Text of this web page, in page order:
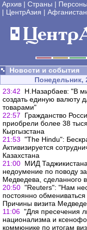
Архив | Страны | Персоны
| ЦентрАзия | Афганистан
Новости и события
Понедельник,
23:42
Н.Назарбаев: "В
создать единую валюту
товарами"
22:57
Гражданство
приобрели более 38
Кыргызстана
21:53 "The Hindu":
Активизируется
Казахстана
21:00 МИД
недоумение по поводу
Медведева, сделанного
20:50 "Reuters": "Нам
постоянно
Причины визита
11:06 "Для пресечения
национализма и
коммюнике по итогам